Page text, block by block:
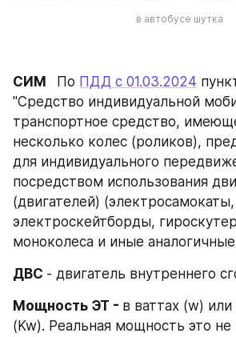
в автобусе шутка
СИМ По ПДД с 01.03.2024
"Средство индивидуальной
транспортное средство,
несколько колес (роликов),
для индивидуального
посредством использования
(двигателей) (электросамокаты,
электроскейтборды,
моноколеса и иные
ДВС - двигатель внутреннего
Мощность ЭТ - в ваттах (w) или
(Kw). Реальная мощность это не